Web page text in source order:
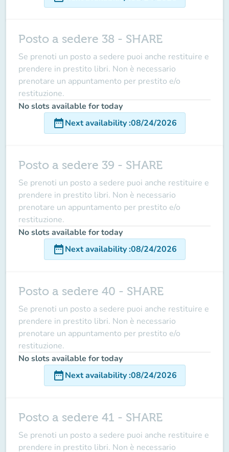
Posto a sedere 38 - SHARE
Se prenoti un posto a sedere puoi anche restituire e
prendere in prestito libri. Non è necessario
prenotare un appuntamento per prestito e/o
restituzione.
No slots available for today
date_rangeNext availability:08/24/2026
Posto a sedere 39 - SHARE
Se prenoti un posto a sedere puoi anche restituire e
prendere in prestito libri. Non è necessario
prenotare un appuntamento per prestito e/o
restituzione.
No slots available for today
date_rangeNext availability:08/24/2026
Posto a sedere 40 - SHARE
Se prenoti un posto a sedere puoi anche restituire e
prendere in prestito libri. Non è necessario
prenotare un appuntamento per prestito e/o
restituzione.
No slots available for today
date_rangeNext availability:08/24/2026
Posto a sedere 41 - SHARE
Se prenoti un posto a sedere puoi anche restituire e
prendere in prestito libri. Non è necessario